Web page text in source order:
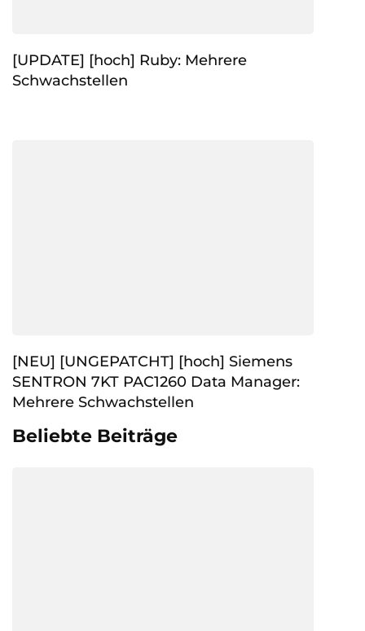
[UPDATE] [hoch] Ruby: Mehrere
Schwachstellen
[NEU] [UNGEPATCHT] [hoch] Siemens
SENTRON 7KT PAC1260 Data Manager:
Mehrere Schwachstellen
Beliebte Beiträge